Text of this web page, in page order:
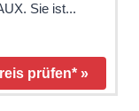
Sie ist...
prüfen* »